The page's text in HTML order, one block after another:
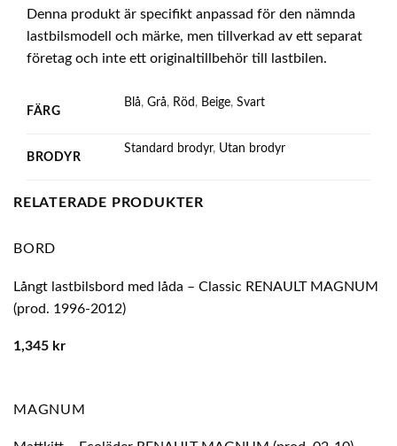
Denna produkt är specifikt anpassad för den nämnda
lastbilsmodell och märke, men tillverkad av ett separat
företag och inte ett originaltillbehör till lastbilen.
FÄRG
Blå,Grå, Röd , Beige,Svart
BRODYR
Standard brodyr, Utan brodyr
RELATERADE PRODUKTER
BORD
Långt lastbilsbord med låda – Classic RENAULT MAGNUM
(prod. 1996-2012)
1,345 kr
MAGNUM